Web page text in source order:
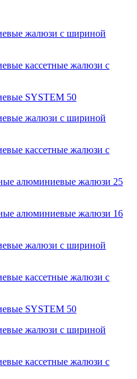
жалюзи с шириной
кассетные жалюзи с
SYSTEM 50
жалюзи с шириной
кассетные жалюзи с
алюминиевые жалюзи 25
алюминиевые жалюзи 16
жалюзи с шириной
кассетные жалюзи с
SYSTEM 50
жалюзи с шириной
кассетные жалюзи с